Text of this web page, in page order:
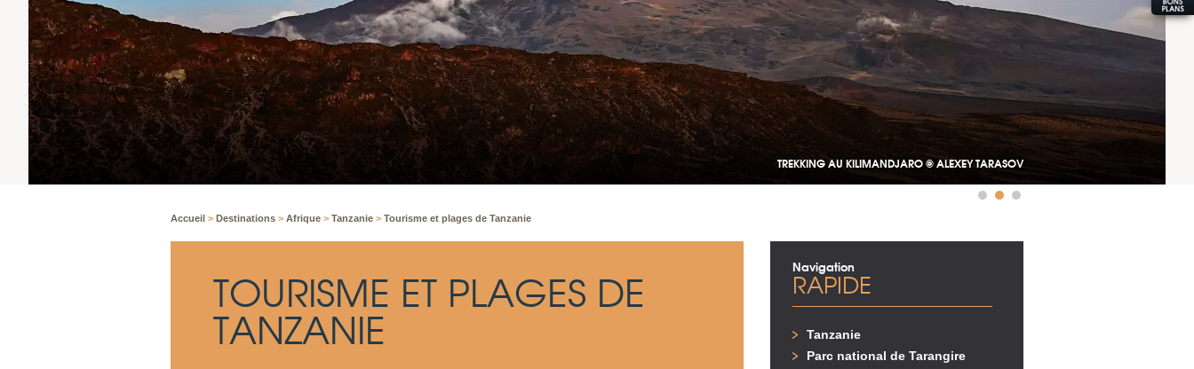
TREKKING AU KILIMANDJARO © ALEXEY TARASOV
Accueil > Destinations > Afrique > Tanzanie > Tourisme et plages de Tanzanie
TOURISME ET PLAGES DE
TANZANIE
Navigation
RAPIDE
Tanzanie
Parc national de Tarangire